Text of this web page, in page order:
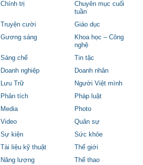
Chính trị
Chuyên mục cuối
tuần
Truyện cười
Giáo dục
Gương sáng
Khoa học – Công
nghệ
Sáng chế
Tin tặc
Doanh nghiệp
Doanh nhân
Lưu Trữ
Người Việt mình
Phân tích
Pháp luật
Media
Photo
Video
Quân sự
Sự kiện
Sức khỏe
Tài liệu kỹ thuật
Thế giới
Năng lượng
Thể thao